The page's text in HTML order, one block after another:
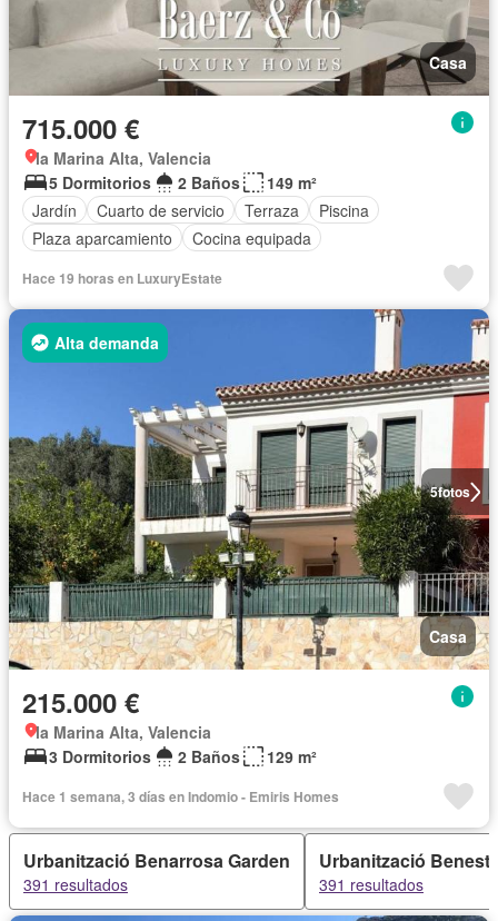
Casa
715.000 €
la Marina Alta, Valencia
5 Dormitorios
2 Baños
149 m²
Jardín
Cuarto de servicio Terraza
Piscina
Plaza aparcamiento
Cocina equipada
Hace 19 horas en LuxuryEstate
5fotos
Alta demanda
Casa
215.000 €
la Marina Alta, Valencia
3 Dormitorios
2 Baños 129 m²
Hace 1 semana, 3 días en Indomio - Emiris Homes
Urbanització Benarrosa Garden
391 resultados
Urbanització
391 resultados